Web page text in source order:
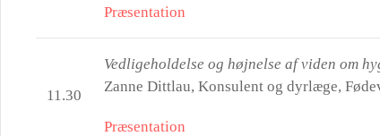
Præsentation
11.30
Vedligeholdelse og højnelse af viden om
Zanne Dittlau, Konsulent og dyrlæge,
Præsentation